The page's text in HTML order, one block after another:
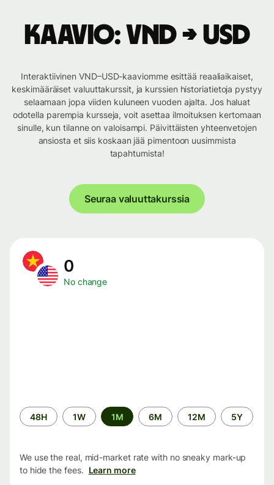
Kaavio: VND → USD
Interaktiivinen VND–USD-kaaviomme esittää reaaliaikaiset,
keskimääräiset valuuttakurssit, ja kurssien historiatietoja pystyy
selaamaan jopa viiden kuluneen vuoden ajalta. Jos haluat
odotella parempia kursseja, voit asettaa ilmoituksen kertomaan
sinulle, kun tilanne on valoisampi. Päivittäisten yhteenvetojen
ansiosta et siis koskaan jää pimentoon uusimmista
tapahtumista!
Seuraa valuuttakurssia
0
No change
Time
period
48H 1W 1M 6M 12M 5Y
We use the real, mid-market rate with no sneaky mark-up
to hide the fees. Learn more